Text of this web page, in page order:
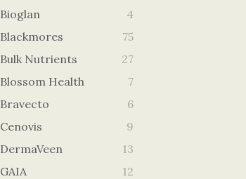
Bioglan
4
Blackmores
75
Bulk Nutrients
27
Blossom Health
7
Bravecto
6
Cenovis
9
DermaVeen
13
GAIA
12